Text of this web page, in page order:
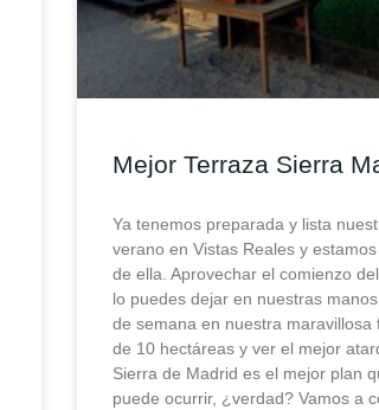
Mejor Terraza Sierra
Ya tenemos preparada y lista
verano en Vistas Reales y
de ella. Aprovechar el comienzo
lo puedes dejar en nuestras
de semana en nuestra maravillosa
de 10 hectáreas y ver el mejor
Sierra de Madrid es el mejor plan
puede ocurrir, ¿verdad? Vamos a